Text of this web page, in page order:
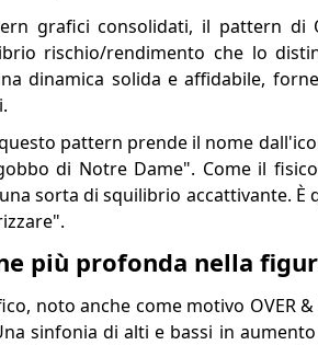
grafici consolidati, il pattern di
rischio/rendimento che lo
dinamica solida e affidabile,
pattern prende il nome
di Notre Dame". Come il
sorta di squilibrio accattivante.
più profonda nella
noto anche come motivo OVER
sinfonia di alti e bassi in